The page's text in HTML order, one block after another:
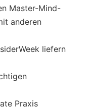
Master-Mind-
anderen
liefern
Praxis